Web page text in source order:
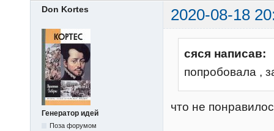
Don Kortes 2020-08-18
Генератор идей
Поза форумом
сяся написав:
попробовала ,
что не